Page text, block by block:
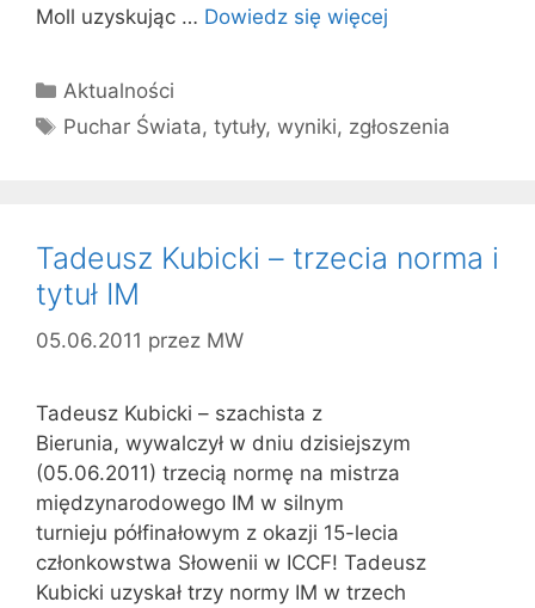
Moll uzyskując … Dowiedz się więcej
Kategorie
Aktualności
Tagi
Puchar Świata,tytuły,wyniki, zgłoszenia
Tadeusz Kubicki – trzecia norma i
tytuł IM
05.06.2011 przez MW
Tadeusz Kubicki – szachista z
Bierunia, wywalczył w dniu dzisiejszym
(05.06.2011) trzecią normę na mistrza
międzynarodowego IM w silnym
turnieju półfinałowym z okazji 15-lecia
członkowstwa Słowenii w ICCF! Tadeusz
Kubicki uzyskał trzy normy IM w trzech